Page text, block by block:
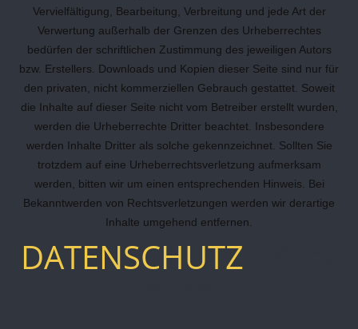
Vervielfältigung, Bearbeitung, Verbreitung und jede Art der
Verwertung außerhalb der Grenzen des Urheberrechtes
bedürfen der schriftlichen Zustimmung des jeweiligen Autors
bzw. Erstellers. Downloads und Kopien dieser Seite sind nur für
den privaten, nicht kommerziellen Gebrauch gestattet. Soweit
die Inhalte auf dieser Seite nicht vom Betreiber erstellt wurden,
werden die Urheberrechte Dritter beachtet. Insbesondere
werden Inhalte Dritter als solche gekennzeichnet. Sollten Sie
trotzdem auf eine Urheberrechtsverletzung aufmerksam
werden, bitten wir um einen entsprechenden Hinweis. Bei
Bekanntwerden von Rechtsverletzungen werden wir derartige
Inhalte umgehend entfernen.
DATENSCHUTZ